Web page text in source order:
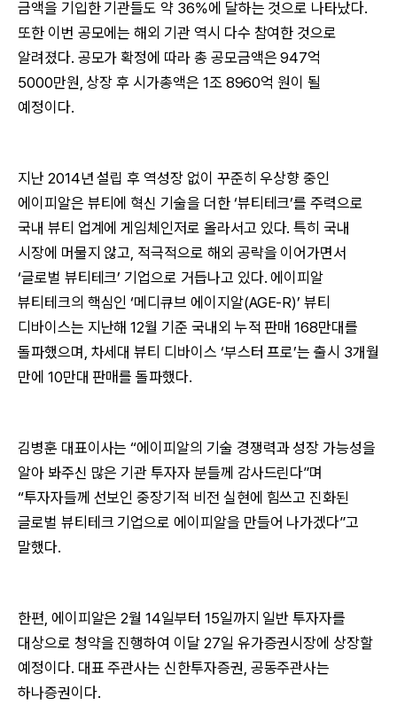
금액을 기입한 기관들도 약 36%에 달하는 것으로 나타났다.
또한 이번 공모에는 해외 기관 역시 다수 참여한 것으로
알려졌다. 공모가 확정에 따라 총 공모금액은 947억
5000만원, 상장 후 시가총액은 1조 8960억 원이 될
예정이다.
지난 2014년 설립 후 역성장 없이 꾸준히 우상향 중인
에이피알은 뷰티에 혁신 기술을 더한 ‘뷰티테크’를 주력으로
국내 뷰티 업계에 게임체인저로 올라서고 있다. 특히 국내
시장에 머물지 않고, 적극적으로 해외 공략을 이어가면서
‘글로벌 뷰티테크’ 기업으로 거듭나고 있다. 에이피알
뷰티테크의 핵심인 ‘메디큐브 에이지알(AGE-R)’ 뷰티
디바이스는 지난해 12월 기준 국내외 누적 판매 168만대를
돌파했으며, 차세대 뷰티 디바이스 ‘부스터 프로’는 출시 3개월
만에 10만대 판매를 돌파했다.
김병훈 대표이사는 “에이피알의 기술 경쟁력과 성장 가능성을
알아 봐주신 많은 기관 투자자 분들께 감사드린다”며
“투자자들께 선보인 중장기적 비전 실현에 힘쓰고 진화된
글로벌 뷰티테크 기업으로 에이피알을 만들어 나가겠다”고
말했다.
한편, 에이피알은 2월 14일부터 15일까지 일반 투자자를
대상으로 청약을 진행하여 이달 27일 유가증권시장에 상장할
예정이다. 대표 주관사는 신한투자증권, 공동주관사는
하나증권이다.